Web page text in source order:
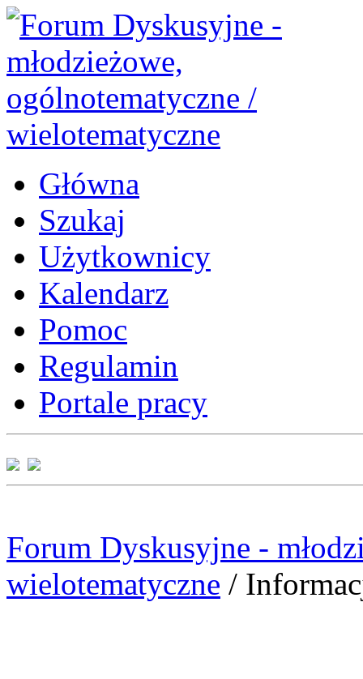
Główna
Szukaj
Użytkownicy
Kalendarz
Pomoc
Regulamin
Portale pracy
Forum Dyskusyjne -
wielotematyczne /